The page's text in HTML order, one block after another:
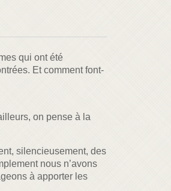
qui ont été
Et comment font-
on pense à la
silencieusement, des
nous n’avons
à apporter les